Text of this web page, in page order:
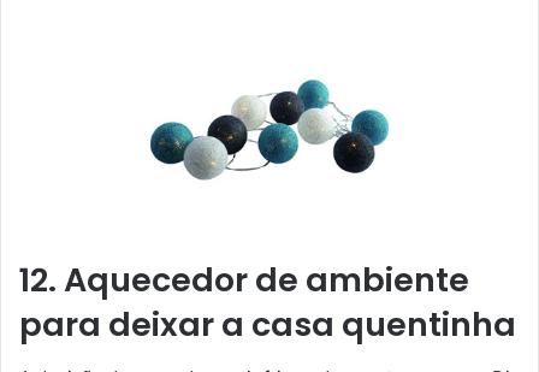
12. Aquecedor de ambiente
para deixar a casa quentinha